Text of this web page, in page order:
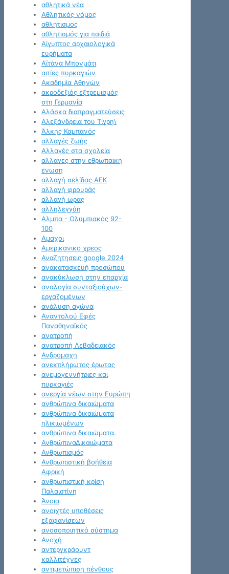
αθλητικά νέα
Αθλητικός νόμος
αθλητισμος
αθλητισμός για παιδιά
Αίγυπτος αρχαιολογικά
ευρήματα
Αϊτάνα Μπονμάτι
αιτίες πυρκαγιών
Ακαδημία Αθηνών
ακροδεξιός εξτρεμισμός
στη Γερμανία
Αλάσκα διαπραγματεύσεις
Αλεξάνδρεια του Τίγρη\
Άλκης Καμπανός
αλλαγές ζωής
Αλλαγές στα σχολεία
αλλαγες στην εθρωπαικη
ενωση
αλλαγή σελίδας ΑΕΚ
αλλαγή φρουράς
αλλαγή ωρας
αλληλεγγύη
Αλμπα - Ολυμπιακός 92-
100
Αμαχοι
Αμερικανικο χρεος
Αναζητησεις google 2024
ανακατασκευή προσώπου
ανακύκλωση στην επαρχία
αναλογία συνταξιούχων-
εργαζομένων
ανάλυση αγώνα
Αναντολού Εφές
Παναθηναϊκός
ανατροπή
ανατροπή Λεβαδειακός
Ανδρομαχη
ανεκπλήρωτος έρωτας
ανεμογεννήτριες και
πυρκαγιές
ανεργία νέων στην Ευρώπη
ανθρώπινα δικαιώματα
ανθρώπινα δικαιώματα
ηλικιωμένων
ανθρώπινα δικαιώματα.
ΑνθρώπιναΔικαιώματα
Ανθρωπισμός
Ανθρωπιστική βοήθεια
Αφρική
ανθρωπιστική κρίση
Παλαιστίνη
Άνοια
ανοιχτές υποθέσεις
εξαφανίσεων
ανοσοποιητικό σύστημα
Ανοχή
αντεργκράουντ
καλλιτέχνες
αντιμετώπιση πένθους